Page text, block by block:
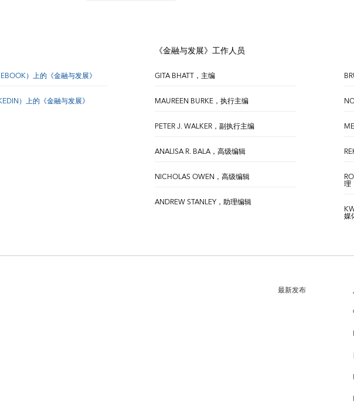
）上的《金融与发展》
）上的《金融与发展》
《金融与发展》工作人员
GITA BHATT，主编
MAUREEN BURKE，执行主编
PETER J. WALKER，副执行主编
ANALISA R. BALA，高级编辑
NICHOLAS OWEN，高级编辑
ANDREW STANLEY，助理编辑
理
媒
最新发布